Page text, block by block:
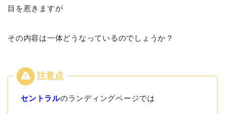
目を惹きますが
その内容は一体どうなっているのでしょうか？
セントラルのランディングページでは